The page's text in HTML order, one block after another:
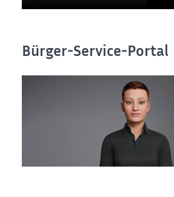
Bürger-Service-Portal